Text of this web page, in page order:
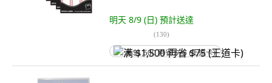
明天 8/9 (日) 預計送達
(130)
满 $1,500 再省 $75 (王道卡)